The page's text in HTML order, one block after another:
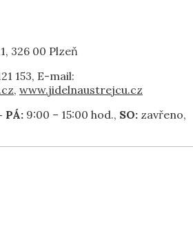
326 00 Plzeň
153, E-mail:
, www.jidelnaustrejcu.cz
PÁ: 9:00 – 15:00 hod., SO: zavřeno,